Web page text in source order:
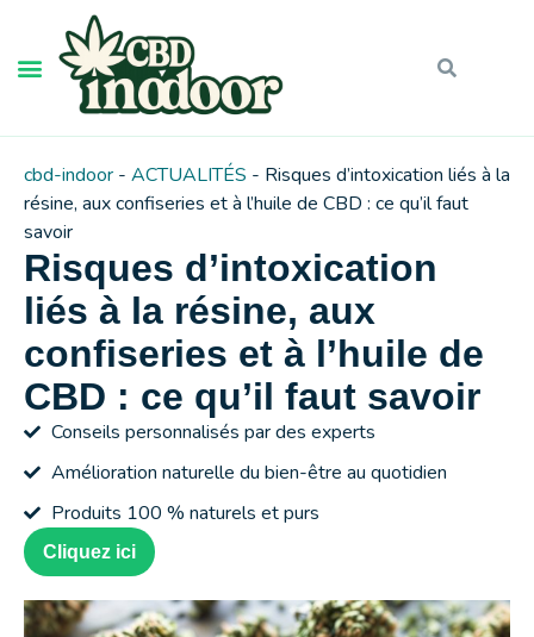
cbd-indoor - ACTUALITÉS - Risques d’intoxication liés à la
résine, aux confiseries et à l’huile de CBD : ce qu’il faut
savoir
Risques d’intoxication
liés à la résine, aux
confiseries et à l’huile de
CBD : ce qu’il faut savoir
Conseils personnalisés par des experts
Amélioration naturelle du bien-être au quotidien
Produits 100 % naturels et purs
Cliquez ici